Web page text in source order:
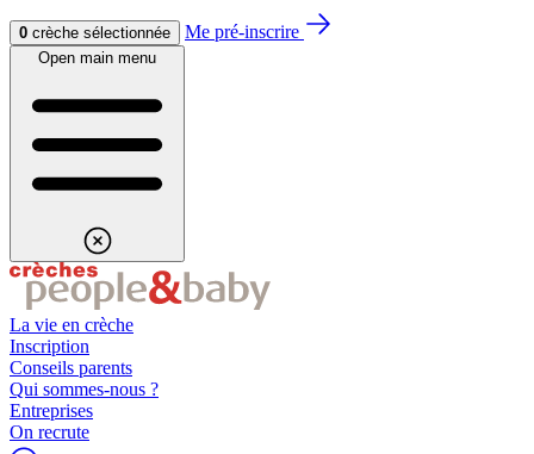
Aller au contenuAller au footer
0 crèche sélectionnée Me pré-inscrire
Open main menu
La vie en crèche
Inscription
Conseils parents
Qui sommes-nous ?
Entreprises
On recrute